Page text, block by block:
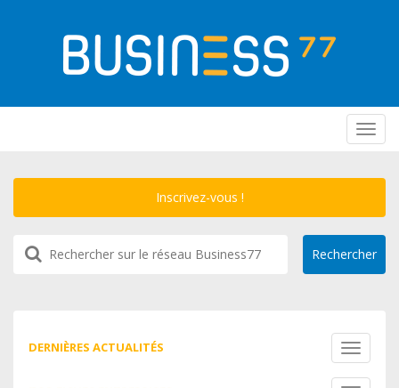
Inscrivez-vous !
DERNIÈRES ACTUALITÉS
Toggle